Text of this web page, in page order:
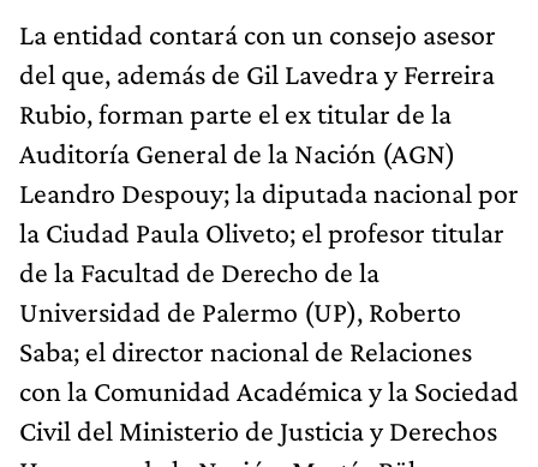
La entidad contará con un consejo asesor
del que, además de Gil Lavedra y Ferreira
Rubio, forman parte el ex titular de la
Auditoría General de la Nación (AGN)
Leandro Despouy; la diputada nacional por
la Ciudad Paula Oliveto; el profesor titular
de la Facultad de Derecho de la
Universidad de Palermo (UP), Roberto
Saba; el director nacional de Relaciones
con la Comunidad Académica y la Sociedad
Civil del Ministerio de Justicia y Derechos